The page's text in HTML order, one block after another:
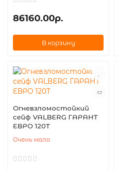
86160.00р.
В корзину
Огневзломостойкий
сейф VALBERG ГАРАНТ
ЕВРО 120Т
Очень мало